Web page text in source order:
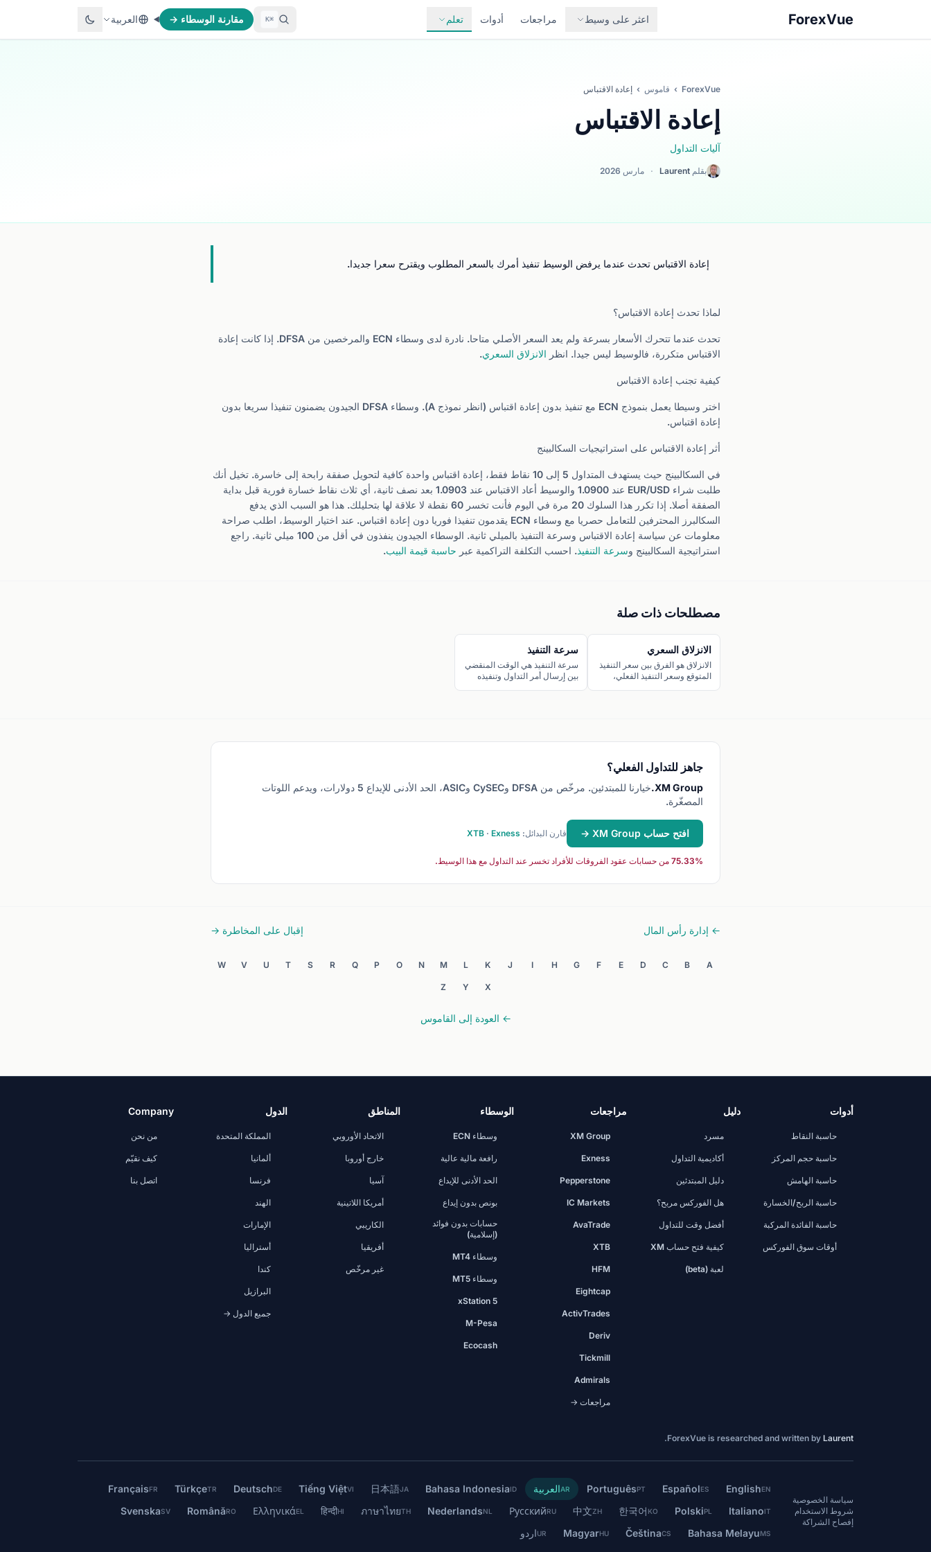
ForexVue اعثر على وسيط مراجعات أدوات تعلم ⌘K مقارنة الوسطاء → العربية
ForexVue
› قاموس › إعادة الاقتباس
إعادة الاقتباس
آليات التداول
بقلم Laurent
· مارس 2026
إعادة الاقتباس تحدث عندما يرفض الوسيط تنفيذ أمرك بالسعر المطلوب ويقترح سعرا جديدا.
لماذا تحدث إعادة الاقتباس؟
تحدث عندما تتحرك الأسعار بسرعة ولم يعد السعر الأصلي متاحا. نادرة لدى وسطاء ECN والمرخصين من DFSA. إذا كانت إعادة
الاقتباس متكررة، فالوسيط ليس جيدا. انظر الانزلاق السعري.
كيفية تجنب إعادة الاقتباس
اختر وسيطا يعمل بنموذج ECN مع تنفيذ بدون إعادة اقتباس (انظر نموذج A). وسطاء DFSA الجيدون يضمنون تنفيذا سريعا بدون
إعادة اقتباس.
أثر إعادة الاقتباس على استراتيجيات السكالبينج
في السكالبينج حيث يستهدف المتداول 5 إلى 10 نقاط فقط، إعادة اقتباس واحدة كافية لتحويل صفقة رابحة إلى خاسرة. تخيل أنك
طلبت شراء EUR/USD عند 1.0900 والوسيط أعاد الاقتباس عند 1.0903 بعد نصف ثانية، أي ثلاث نقاط خسارة فورية قبل بداية
الصفقة أصلا. إذا تكرر هذا السلوك 20 مرة في اليوم فأنت تخسر 60 نقطة لا علاقة لها بتحليلك. هذا هو السبب الذي يدفع
السكالبرز المحترفين للتعامل حصريا مع وسطاء ECN يقدمون تنفيذا فوريا دون إعادة اقتباس. عند اختيار الوسيط، اطلب صراحة
معلومات عن سياسة إعادة الاقتباس وسرعة التنفيذ بالميلي ثانية. الوسطاء الجيدون ينفذون في أقل من 100 ميلي ثانية. راجع
استراتيجية السكالبينج وسرعة التنفيذ. احسب التكلفة التراكمية عبر حاسبة قيمة البيب.
مصطلحات ذات صلة
الانزلاق السعري
الانزلاق هو الفرق بين سعر التنفيذ
المتوقع وسعر التنفيذ الفعلي،
سرعة التنفيذ
سرعة التنفيذ هي الوقت المنقضي
بين إرسال أمر التداول وتنفيذه
جاهز للتداول الفعلي؟
XM Group.
خيارنا للمبتدئين. مرخّص من DFSA وCySEC وASIC، الحد الأدنى للإيداع 5 دولارات، ويدعم اللوتات
المصغّرة.
افتح حساب XM Group → قارن البدائل: XTB · Exness
75.33% من حسابات عقود الفروقات للأفراد تخسر عند التداول مع هذا الوسيط.
← إدارة رأس المال إقبال على المخاطرة →
A
B
C
D
E
F
G
H
I
J
K
L
M
N
O
P
Q
R
S
T
U
V
W
X
Y
Z
← العودة إلى القاموس
أدوات
حاسبة النقاط
حاسبة حجم المركز
حاسبة الهامش
حاسبة الربح/الخسارة
حاسبة الفائدة المركبة
أوقات سوق الفوركس
دليل
مسرد
أكاديمية التداول
دليل المبتدئين
هل الفوركس مربح؟
أفضل وقت للتداول
كيفية فتح حساب XM
لعبة (beta)
مراجعات
XM Group
Exness
Pepperstone
IC Markets
AvaTrade
XTB
HFM
Eightcap
ActivTrades
Deriv
Tickmill
Admirals
مراجعات →
الوسطاء
وسطاء ECN
رافعة مالية عالية
الحد الأدنى للإيداع
بونص بدون إيداع
حسابات بدون فوائد
(إسلامية)
وسطاء MT4
وسطاء MT5
xStation 5
M-Pesa
Ecocash
المناطق
الاتحاد الأوروبي
خارج أوروبا
آسيا
أمريكا اللاتينية
الكاريبي
أفريقيا
غير مرخّص
الدول
المملكة المتحدة
ألمانيا
فرنسا
الهند
الإمارات
أستراليا
كندا
البرازيل
جميع الدول →
Company
من نحن
كيف نقيّم
اتصل بنا
ForexVue is researched and written by Laurent
.
سياسة الخصوصية
شروط الاستخدام
إفصاح الشراكة
EN
English
ES
Español
PT
Português
ARالعربية ID
Bahasa Indonesia
JA
日本語
VI
Tiếng Việt
DE
Deutsch
TR
Türkçe
FR
Français
IT
Italiano
PL
Polski
KO
한국어
ZH
中文
RU
Русский
NL
Nederlands
TH
ภาษาไทย
HI
हिन्दी
EL
Ελληνικά
RO
Română
SV
Svenska
MS
Bahasa Melayu
CS
Čeština
HU
Magyar
URاردو